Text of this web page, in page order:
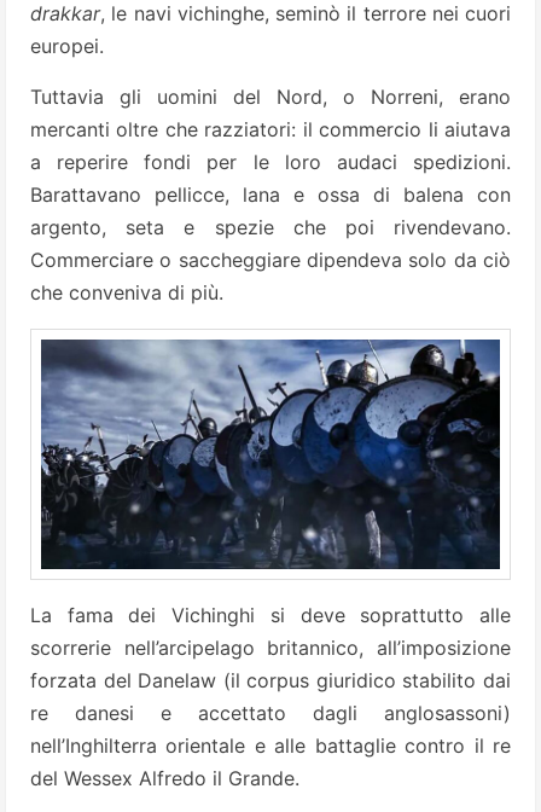
drakkar, le navi vichinghe, seminò il terrore nei cuori
europei.
Tuttavia gli uomini del Nord, o Norreni, erano
mercanti oltre che razziatori: il commercio li aiutava
a reperire fondi per le loro audaci spedizioni.
Barattavano pellicce, lana e ossa di balena con
argento, seta e spezie che poi rivendevano.
Commerciare o saccheggiare dipendeva solo da ciò
che conveniva di più.
La fama dei Vichinghi si deve soprattutto alle
scorrerie nell’arcipelago britannico, all’imposizione
forzata del Danelaw (il corpus giuridico stabilito dai
re danesi e accettato dagli anglosassoni)
nell’Inghilterra orientale e alle battaglie contro il re
del Wessex Alfredo il Grande.